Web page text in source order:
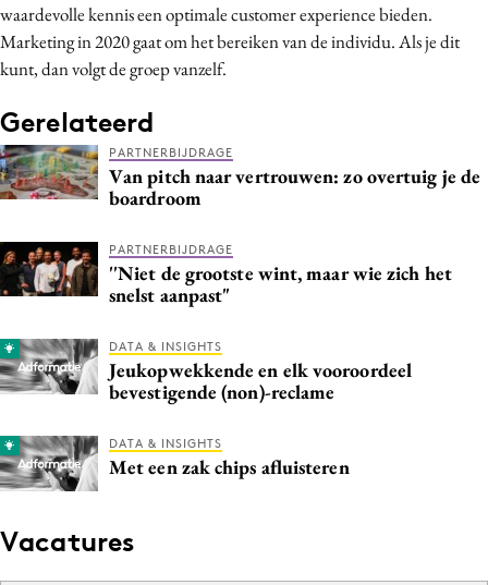
waardevolle kennis een optimale customer experience bieden.
Marketing in 2020 gaat om het bereiken van de individu. Als je dit
kunt, dan volgt de groep vanzelf.
Gerelateerd
PARTNERBIJDRAGE
Van pitch naar vertrouwen: zo overtuig je de
boardroom
PARTNERBIJDRAGE
''Niet de grootste wint, maar wie zich het
snelst aanpast"
DATA & INSIGHTS
Jeukopwekkende en elk vooroordeel
bevestigende (non)-reclame
DATA & INSIGHTS
Met een zak chips afluisteren
Vacatures